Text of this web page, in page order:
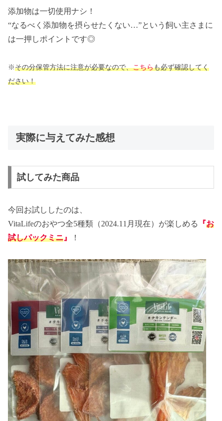
添加物は一切使用ナシ！
“なるべく添加物を摂らせたくない…”という飼い主さまに
は一押しポイントです◎
※その分保管方法に注意が必要なので、こちらも必ず確認してく
ださい！
実際に与えてみた感想
試してみた商品
今回お試ししたのは、
VitaLifeのおやつ全5種類（2024.11月現在）が楽しめる
『お
試しパックミニ 』 ！